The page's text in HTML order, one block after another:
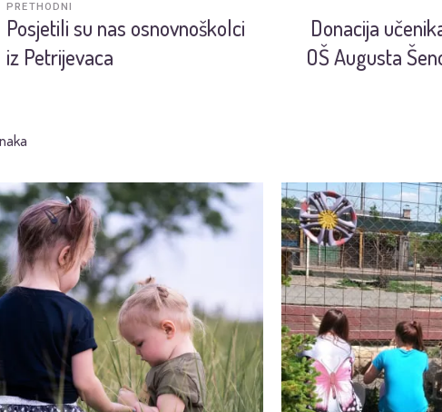
Posjetili su nas osnovnoškolci
iz Petrijevaca
PRETHODNI
Donacija
OŠ Augusta